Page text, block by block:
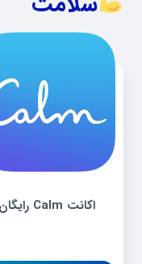
اکانت Calm رایگان